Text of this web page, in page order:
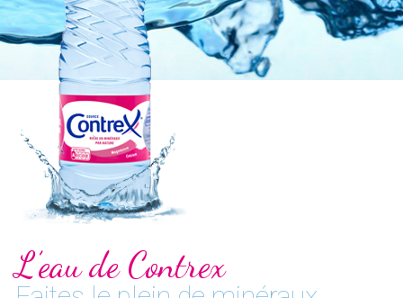
L’eau de Contrex